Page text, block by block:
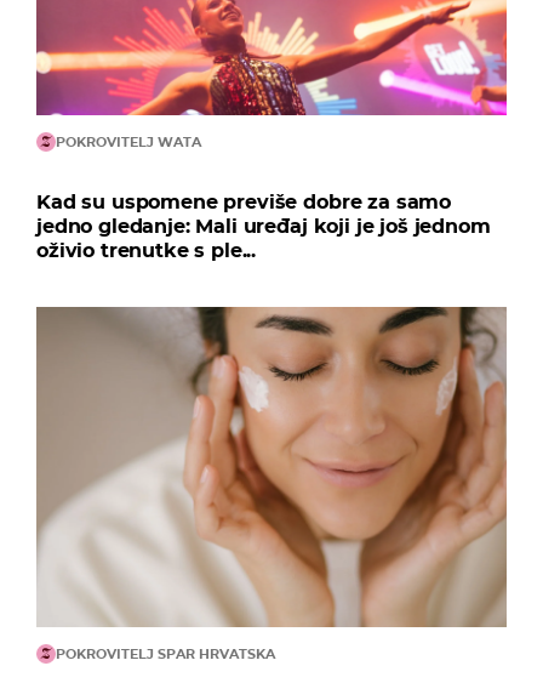
POKROVITELJ WATA
Kad su uspomene previše dobre za samo
jedno gledanje: Mali uređaj koji je još jednom
oživio trenutke s ple...
POKROVITELJ SPAR HRVATSKA